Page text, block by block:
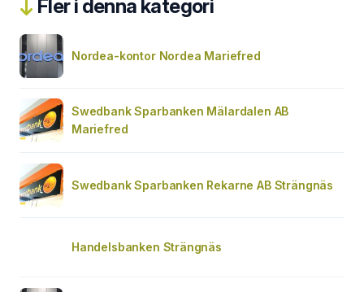
Fler i denna kategori
Nordea-kontor Nordea Mariefred
Swedbank Sparbanken Mälardalen AB
Mariefred
Swedbank Sparbanken Rekarne AB Strängnäs
Handelsbanken Strängnäs